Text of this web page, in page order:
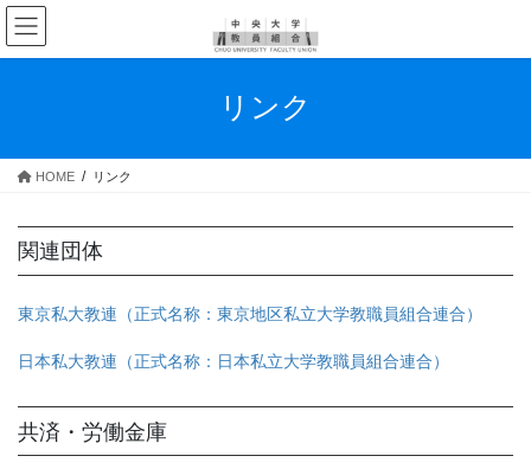
コ
ン
テ
ス
ナ
ビ
ゲ
ン
リンク
HOME リンク
関連団体
東京私大教連（正式名称：東京地区私立大学教職員組合連合）
日本私大教連（正式名称：日本私立大学教職員組合連合）
共済・労働金庫